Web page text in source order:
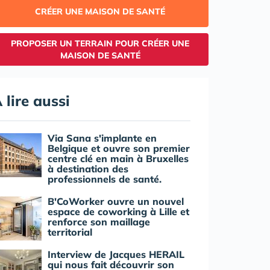
CRÉER UNE MAISON DE SANTÉ
PROPOSER UN TERRAIN POUR CRÉER UNE
MAISON DE SANTÉ
lire aussi
Via Sana s'implante en
Belgique et ouvre son premier
centre clé en main à Bruxelles
à destination des
professionnels de santé.
B'CoWorker ouvre un nouvel
espace de coworking à Lille et
renforce son maillage
territorial
Interview de Jacques HERAIL
qui nous fait découvrir son